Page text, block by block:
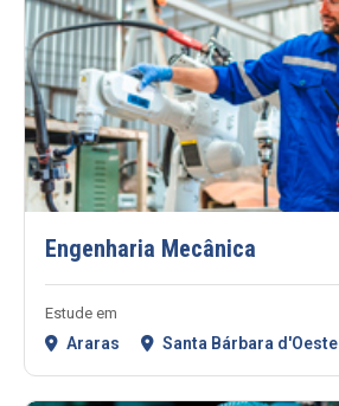
Engenharia Mecânica
Estude em
Araras Santa Bárbara d'Oeste